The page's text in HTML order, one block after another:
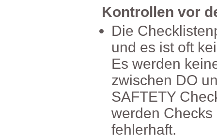
fehlerhaft.